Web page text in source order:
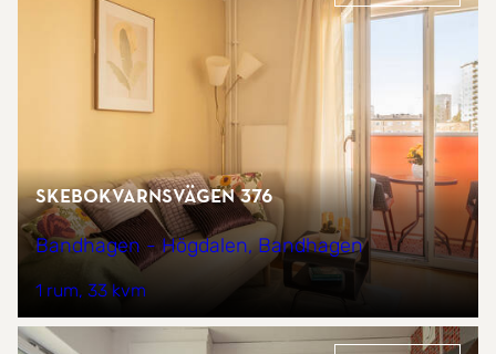
Skebokvarnsvägen 376
Bandhagen - Högdalen, Bandhagen
1 rum 33 kvm